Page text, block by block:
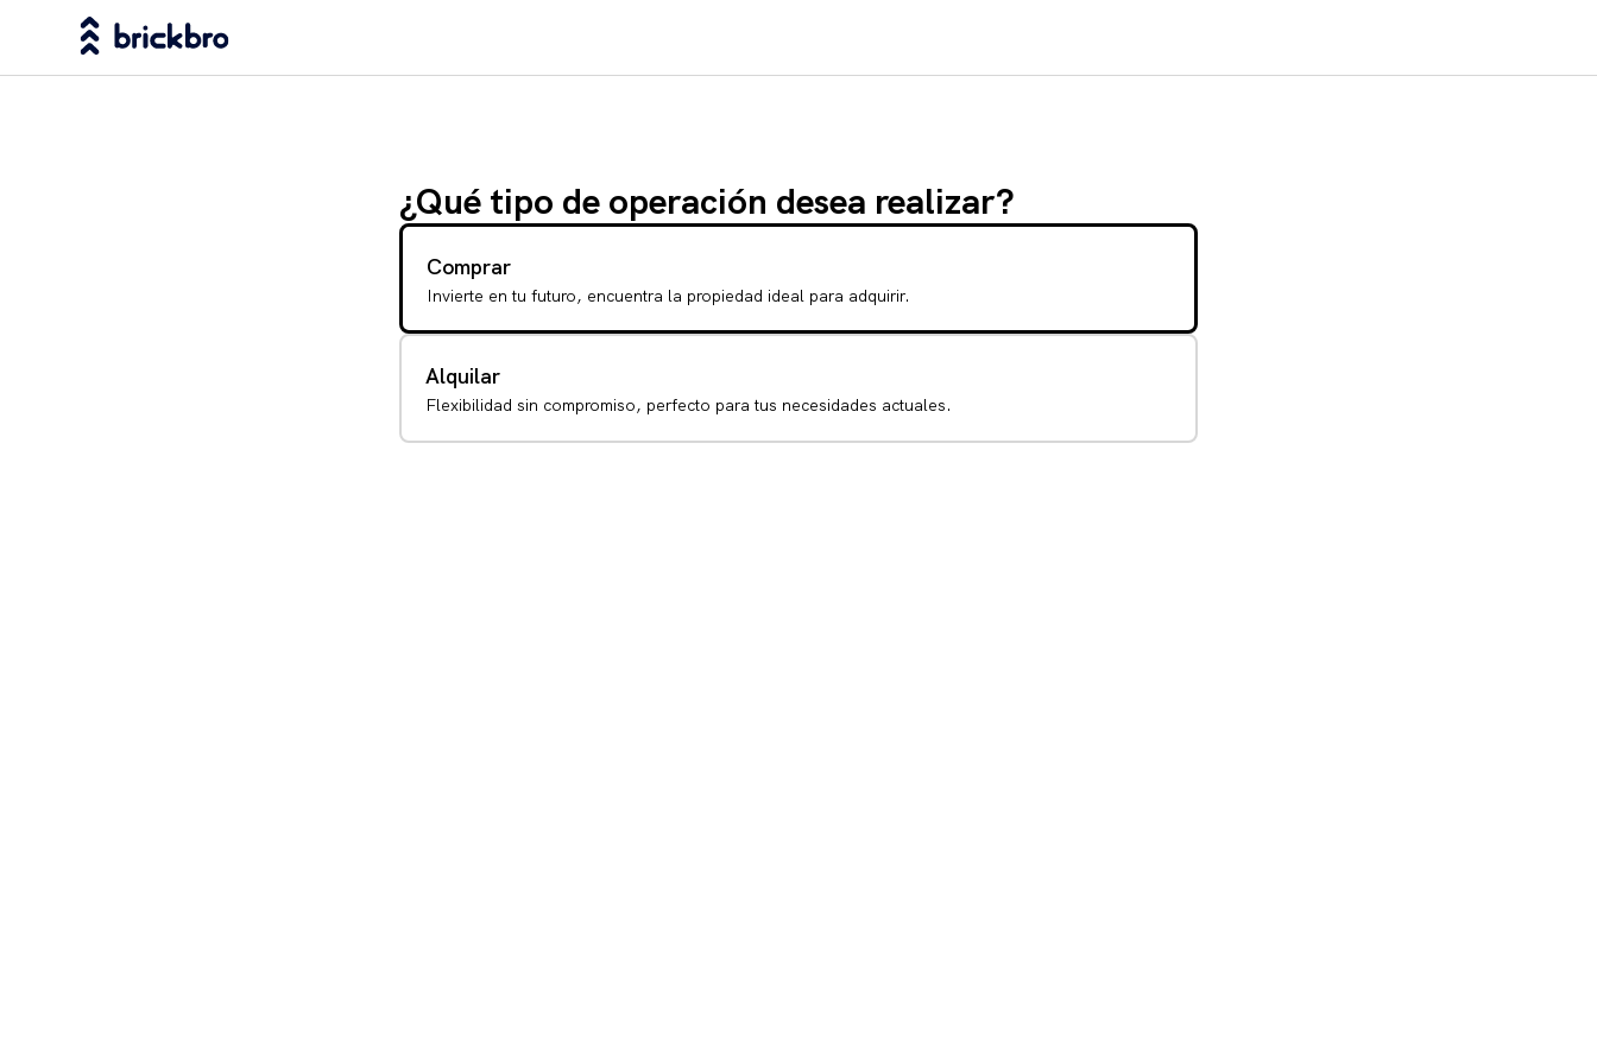
¿Qué tipo de operación desea realizar?
Comprar
Invierte en tu futuro, encuentra la propiedad ideal para adquirir.
Alquilar
Flexibilidad sin compromiso, perfecto para tus necesidades actuales.